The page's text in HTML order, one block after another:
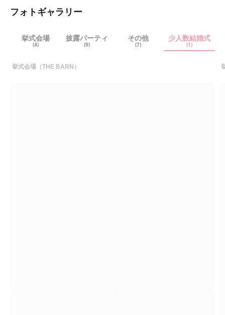
フォトギャラリー
挙式会場
(4)
披露パーティ
(9)
その他
(7)
少人数結婚式
(1)
挙式会場（THE BARN）